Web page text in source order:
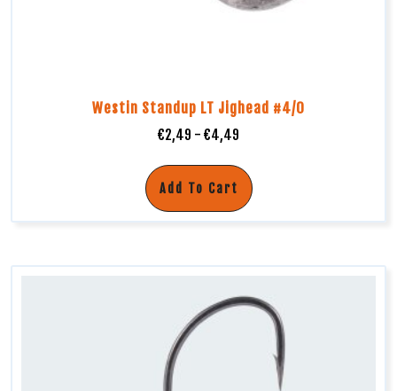
Westin Standup LT Jighead #4/0
€2,49 - €4,49
Add To Cart